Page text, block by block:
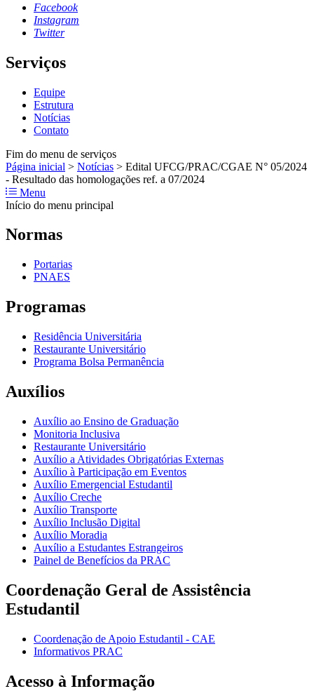
Facebook
Instagram
Twitter
Serviços
Equipe
Estrutura
Notícias
Contato
Fim do menu de serviços
Página inicial > Notícias > Edital UFCG/PRAC/CGAE N° 05/2024
- Resultado das homologações ref. a 07/2024
Menu
Início do menu principal
Normas
Portarias
PNAES
Programas
Residência Universitária
Restaurante Universitário
Programa Bolsa Permanência
Auxílios
Auxílio ao Ensino de Graduação
Monitoria Inclusiva
Restaurante Universitário
Auxílio a Atividades Obrigatórias Externas
Auxílio à Participação em Eventos
Auxílio Emergencial Estudantil
Auxílio Creche
Auxílio Transporte
Auxílio Inclusão Digital
Auxílio Moradia
Auxílio a Estudantes Estrangeiros
Painel de Benefícios da PRAC
Coordenação Geral de Assistência
Estudantil
Coordenação de Apoio Estudantil - CAE
Informativos PRAC
Acesso à Informação